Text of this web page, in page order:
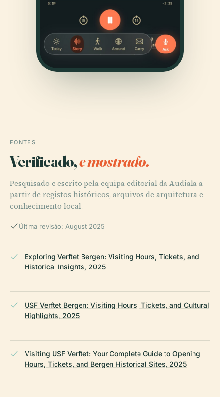
FONTES
Verificado,e mostrado.
Pesquisado e escrito pela equipa editorial da Audiala a
partir de registos históricos, arquivos de arquitetura e
conhecimento local.
Última revisão: August 2025
Exploring Verftet Bergen: Visiting Hours, Tickets, and
Historical Insights, 2025
USF Verftet Bergen: Visiting Hours, Tickets, and Cultural
Highlights, 2025
Visiting USF Verftet: Your Complete Guide to Opening
Hours, Tickets, and Bergen Historical Sites, 2025